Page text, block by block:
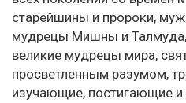
старейшины и пророки,
мудрецы Мишны и
великие мудрецы мира,
просветленным разумом,
изучающие, постигающие